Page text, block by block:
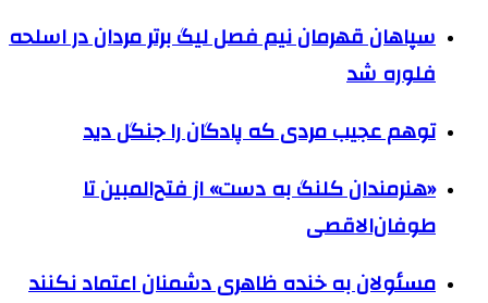
سپاهان قهرمان نیم فصل لیگ برتر مردان در اسلحه
فلوره شد
توهم عجیب مردی که پادگان را جنگل دید
«هنرمندان کلنگ به دست» از فتح‌المبین تا
طوفان‌الاقصی
مسئولان به خنده ظاهری دشمنان اعتماد نکنند